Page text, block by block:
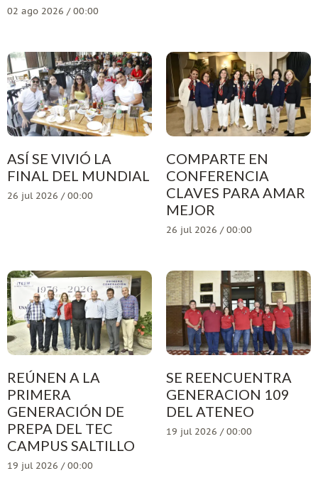
02 ago 2026 / 00:00
ASÍ SE VIVIÓ LA
FINAL DEL MUNDIAL
26 jul 2026 / 00:00
COMPARTE EN
CONFERENCIA
CLAVES PARA AMAR
MEJOR
26 jul 2026 / 00:00
REÚNEN A LA
PRIMERA
GENERACIÓN DE
PREPA DEL TEC
CAMPUS SALTILLO
19 jul 2026 / 00:00
SE REENCUENTRA
GENERACION 109
DEL ATENEO
19 jul 2026 / 00:00